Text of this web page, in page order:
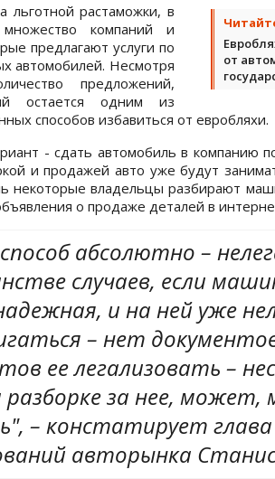
от
льготной растаможки, в
компаний и
предлагают услуги по
автомобилей. Несмотря
предложений,
остается одним из
способов избавиться от евробляхи.
- сдать автомобиль в компанию
и продажей авто уже будут
некоторые владельцы разбирают
о продаже деталей в
абсолютно –
случаев, если
и на ней уже
– нет
ее легализовать –
разборке за нее,
– констатирует
авторынка